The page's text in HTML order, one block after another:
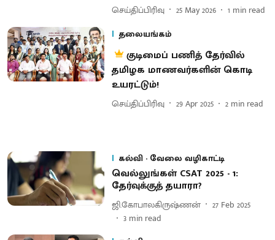
செய்திப்பிரிவு 25 May 2026 1 min read
தலையங்கம்
குடிமைப் பணித் தேர்வில்
தமிழக மாணவர்களின் கொடி
உயரட்டும்!
செய்திப்பிரிவு 29 Apr 2025 2 min read
கல்வி - வேலை வழிகாட்டி
வெல்லுங்கள் CSAT 2025 - 1:
தேர்வுக்குத் தயாரா?
ஜி.கோபாலகிருஷ்ணன்
27 Feb 2025
3 min read